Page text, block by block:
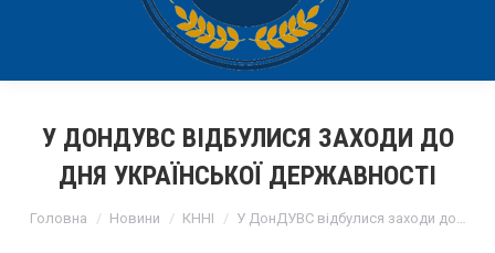
У ДОНДУВС ВІДБУЛИСЯ ЗАХОДИ ДО
ДНЯ УКРАЇНСЬКОЇ ДЕРЖАВНОСТІ
Головна Новини КННІ У ДонДУВС відбулися заходи до…